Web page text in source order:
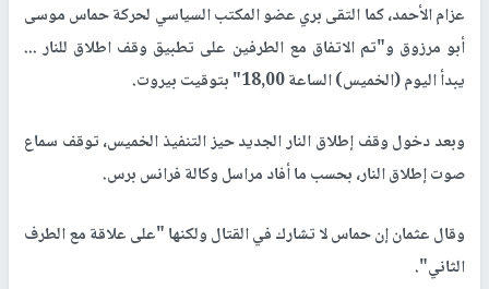
عزام الأحمد، كما التقى بري عضو المكتب السياسي لحركة حماس موسى
أبو مرزوق و"تم الاتفاق مع الطرفين على تطبيق وقف اطلاق للنار ...
يبدأ اليوم (الخميس) الساعة 18,00" بتوقيت بيروت.
وبعد دخول وقف إطلاق النار الجديد حيز التنفيذ الخميس، توقف سماع
صوت إطلاق النار، بحسب ما أفاد مراسل وكالة فرانس برس.
وقال عثمان إن حماس لا تشارك في القتال ولكنها "على علاقة مع الطرف
الثاني".